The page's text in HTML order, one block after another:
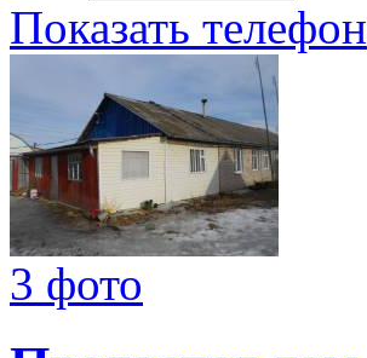
Показать телефон
3 фото